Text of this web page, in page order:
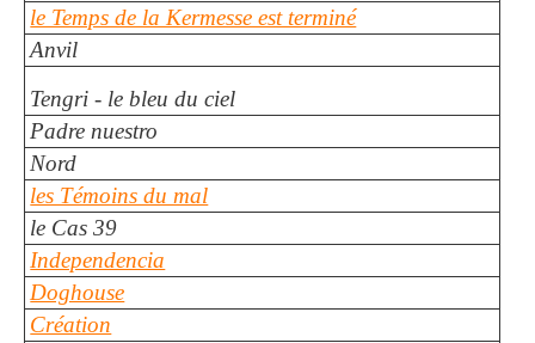
le Temps de la Kermesse est terminé
Anvil
Tengri - le bleu du ciel
Padre nuestro
Nord
les Témoins du mal
le Cas 39
Independencia
Doghouse
Création